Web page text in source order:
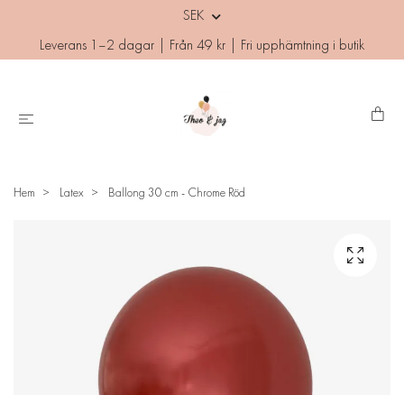
SEK
Leverans 1–2 dagar | Från 49 kr | Fri upphämtning i butik
Hem Latex Ballong 30 cm - Chrome Röd